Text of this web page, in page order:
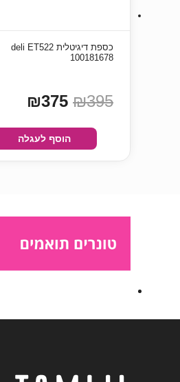
כספת ‏דיגיטלית deli ET522
100181678
₪395
הוסף לעגלה